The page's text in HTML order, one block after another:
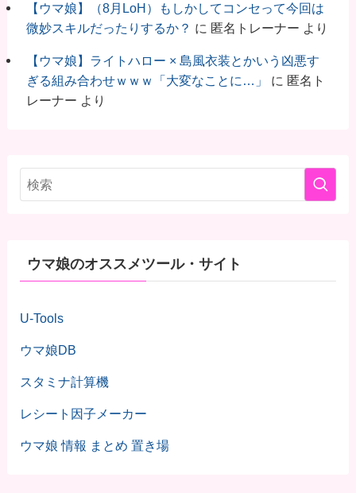
【ウマ娘】（8月LoH）もしかしてコンセって今回は
微妙スキルだったりするか？ に 匿名トレーナー より
【ウマ娘】ライトハロー × 島風衣装とかいう凶悪す
ぎる組み合わせｗｗｗ「大変なことに…」
に 匿名ト
レーナー より
ウマ娘のオススメツール・サイト
U-Tools
ウマ娘DB
スタミナ計算機
レシート因子メーカー
ウマ娘 情報 まとめ 置き場